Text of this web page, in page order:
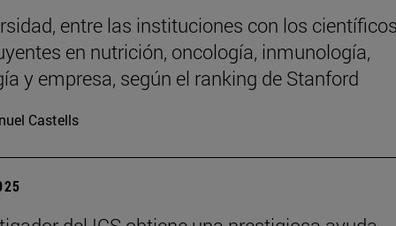
entre las instituciones con los
en nutrición, oncología, inmunología,
y empresa, según el ranking de Stanford
Castells